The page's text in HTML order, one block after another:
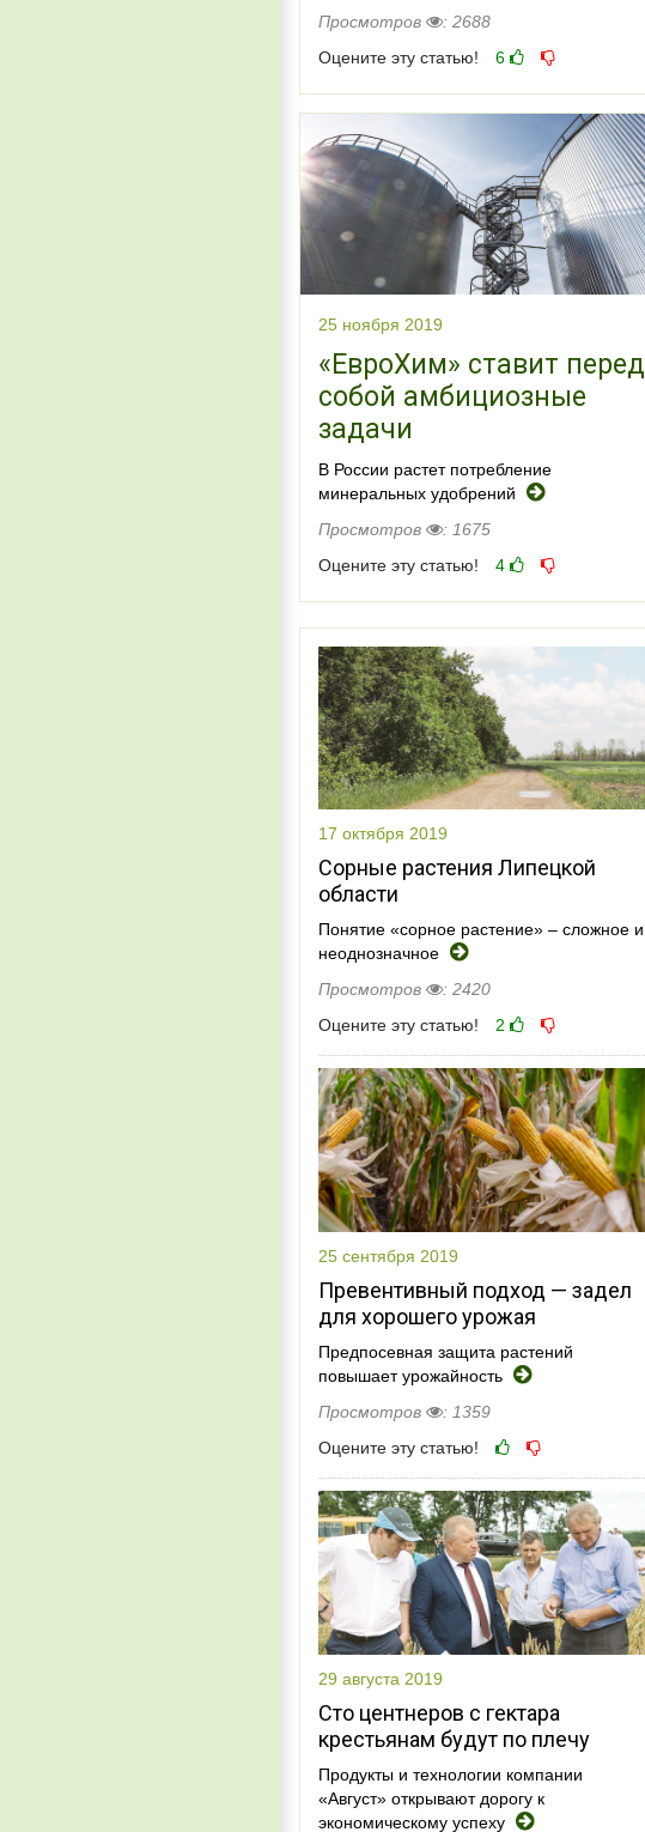
Просмотров
: 2688
Оцените эту статью!
6
25 ноября 2019
«ЕвроХим» ставит перед
собой амбициозные
задачи
В России растет потребление
минеральных удобрений
Просмотров
: 1675
Оцените эту статью!
4
17 октября 2019
Сорные растения Липецкой
области
Понятие «сорное растение» – сложное и
неоднозначное
Просмотров
: 2420
Оцените эту статью!
2
25 сентября 2019
Превентивный подход — задел
для хорошего урожая
Предпосевная защита растений
повышает урожайность
Просмотров
: 1359
Оцените эту статью!
29 августа 2019
Сто центнеров с гектара
крестьянам будут по плечу
Продукты и технологии компании
«Август» открывают дорогу к
экономическому успеху